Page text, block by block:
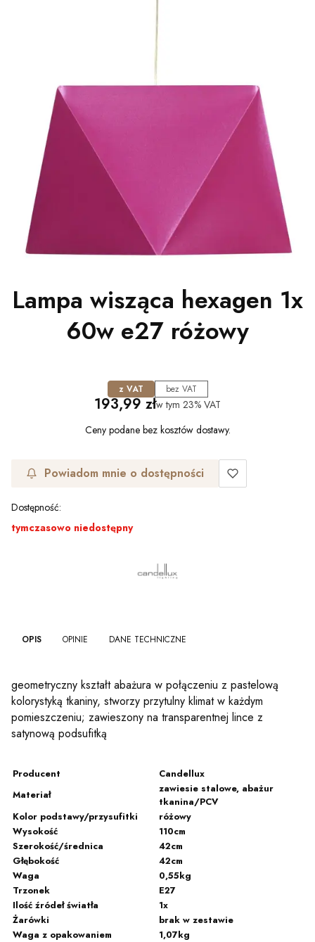
Lampa wisząca hexagen 1x
60w e27 różowy
z VAT bez VAT
Cena
193,99 złw tym 23% VAT
Ceny podane bez kosztów dostawy.
Powiadom mnie o dostępności
Dostępność:
tymczasowo niedostępny
OPIS OPINIE DANE TECHNICZNE
geometryczny kształt abażura w połączeniu z pastelową
kolorystyką tkaniny, stworzy przytulny klimat w każdym
pomieszczeniu; zawieszony na transparentnej lince z
satynową podsufitką
Producent
Candellux
Materiał
zawiesie stalowe, abażur
tkanina/PCV
Kolor podstawy/przysufitki
różowy
Wysokość
110cm
Szerokość/średnica
42cm
Głębokość
42cm
Waga
0,55kg
Trzonek
E27
Ilość źródeł światła
1x
Żarówki
brak w zestawie
Waga z opakowaniem
1,07kg